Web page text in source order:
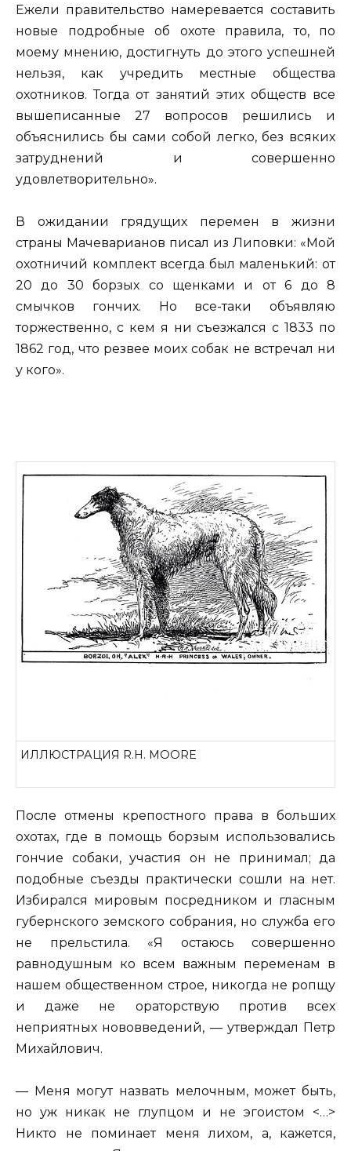
Ежели правительство намеревается составить
новые подробные об охоте правила, то, по
моему мнению, достигнуть до этого успешней
нельзя, как учредить местные общества
охотников. Тогда от занятий этих обществ все
вышеписанные 27 вопросов решились и
объяснились бы сами собой легко, без всяких
затруднений и совершенно
удовлетворительно».
В ожидании грядущих перемен в жизни
страны Мачеварианов писал из Липовки: «Мой
охотничий комплект всегда был маленький: от
20 до 30 борзых со щенками и от 6 до 8
смычков гончих. Но все-таки объявляю
торжественно, с кем я ни съезжался с 1833 по
1862 год, что резвее моих собак не встречал ни
у кого».
ИЛЛЮСТРАЦИЯ R.H. MOORE
После отмены крепостного права в больших
охотах, где в помощь борзым использовались
гончие собаки, участия он не принимал; да
подобные съезды практически сошли на нет.
Избирался мировым посредником и гласным
губернского земского собрания, но служба его
не прельстила. «Я остаюсь совершенно
равнодушным ко всем важным переменам в
нашем общественном строе, никогда не ропщу
и даже не ораторствую против всех
неприятных нововведений, — утверждал Петр
Михайлович.
— Меня могут назвать мелочным, может быть,
но уж никак не глупцом и не эгоистом <…>
Никто не поминает меня лихом, а, кажется,